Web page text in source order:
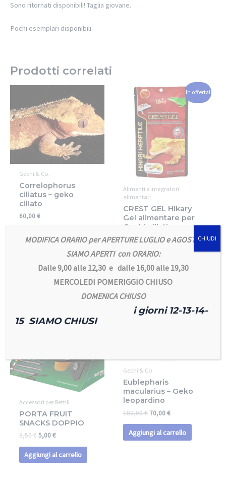
Sono ritornati disponibili! Taglia giovane.
Pochi esemplari disponibili.
Prodotti correlati
Gechi & Co.
Correlophorus
ciliatus – geko
ciliato
60,00€
Aggiungi al carrello
In offerta!
Alimenti e integratori
alimentari
CREST GEL Hikary
Gel alimentare per
Gechi ciliati
16,00€13,00€
Aggiungi al carrello
Accessori per Rettili
PORTA FRUIT
SNACKS DOPPIO
6,50€ 5,00€
Aggiungi al carrello
Gechi & Co.
Eublepharis
macularius – Geko
leopardino
180,00€ 70,00€
Aggiungi al carrello
MODIFICA ORARIO per APERTURE LUGLIO e AGOSTO
SIAMO APERTI con ORARIO:
Dalle 9,00 alle 12,30 e dalle 16,00 alle 19,30
MERCOLEDI POMERIGGIO CHIUSO
DOMENICA CHIUSO
i giorni 12-13-14-
15 SIAMO CHIUSI
CHIUDI